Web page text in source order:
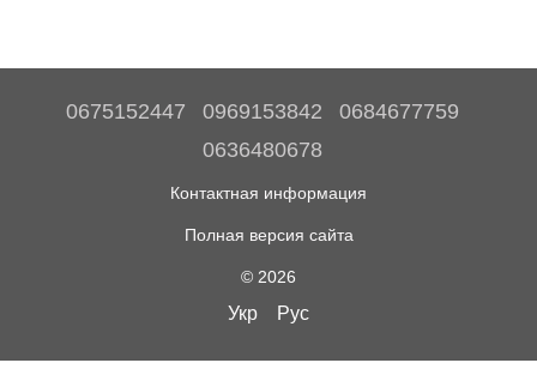
0675152447 0969153842
0684677759
0636480678
Контактная информация
Полная версия сайта
© 2026
Укр Рус